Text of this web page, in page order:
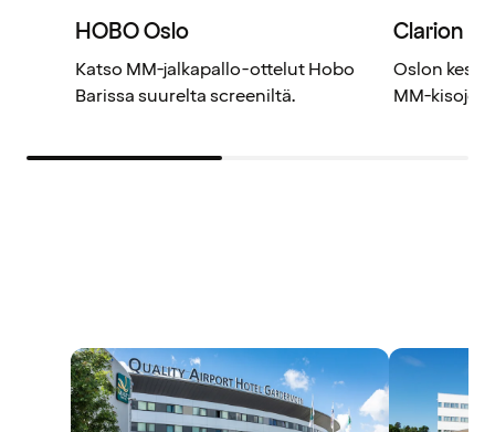
HOBO Oslo
Katso MM-jalkapallo-ottelut Hobo
Barissa suurelta screeniltä.
Clarion
Oslon
MM-kisojen